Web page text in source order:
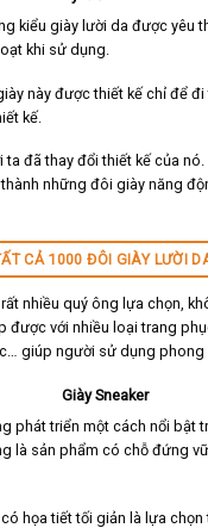
kiểu giày lười da được yêu
khi sử dụng.
này được thiết kế chỉ để
kế.
ta đã thay đổi thiết kế của
những đôi giày năng
CẢ 1000 ĐÔI GIÀY LƯỜI
nhiều quý ông lựa chọn,
được với nhiều loại trang
giúp người sử dụng
Giày Sneaker
phát triển một cách nổi bật
là sản phẩm có chỗ đứng
họa tiết tối giản là lựa chọn